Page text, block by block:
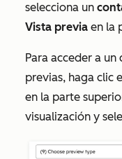
selecciona un
Vista previa en la
Para acceder a
previas, haga clic
en la parte
visualización y